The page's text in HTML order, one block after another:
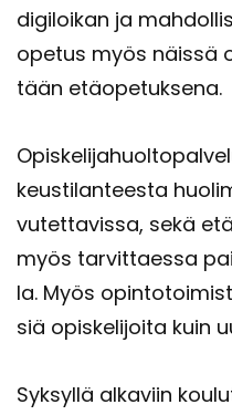
di­gi­loi­kan ja
ope­tus myös näis­sä
tään etä­ope­tuk­se­na.
keus­ti­lan­tees­ta
vu­tet­ta­vis­sa, sekä
myös tar­vit­taes­sa
la. Myös
siä opis­ke­li­joi­ta kuin
Syk­syl­lä al­ka­viin